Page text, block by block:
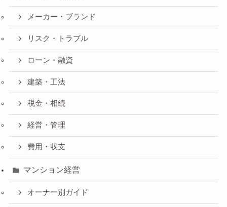
メーカー・ブランド
リスク・トラブル
ローン・融資
建築・工法
税金・相続
経営・管理
費用・収支
マンション経営
オーナー別ガイド